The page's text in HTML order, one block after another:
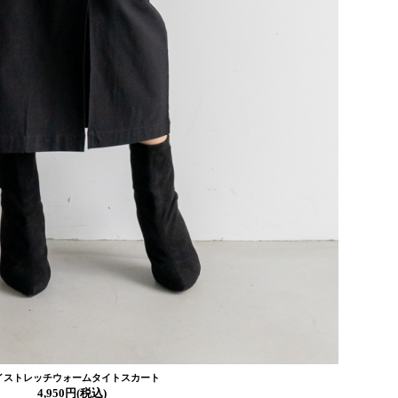
ストレッチウォームタイトスカート
4,950円(税込)